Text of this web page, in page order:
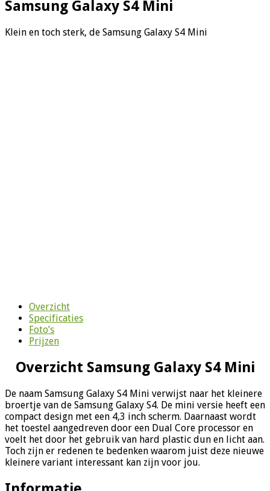
Samsung Galaxy S4 Mini
Klein en toch sterk, de Samsung Galaxy S4 Mini
Overzicht
Specificaties
Foto’s
Prijzen
Overzicht Samsung Galaxy S4 Mini
De naam Samsung Galaxy S4 Mini verwijst naar het kleinere
broertje van de Samsung Galaxy S4. De mini versie heeft een
compact design met een 4,3 inch scherm. Daarnaast wordt
het toestel aangedreven door een Dual Core processor en
voelt het door het gebruik van hard plastic dun en licht aan.
Toch zijn er redenen te bedenken waarom juist deze nieuwe
kleinere variant interessant kan zijn voor jou.